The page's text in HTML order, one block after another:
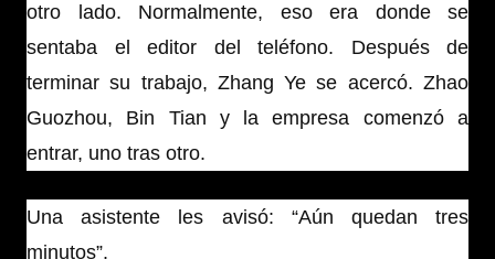
otro lado. Normalmente, eso era donde se
sentaba el editor del teléfono. Después de
terminar su trabajo, Zhang Ye se acercó. Zhao
Guozhou, Bin Tian y la empresa comenzó a
entrar, uno tras otro.
Una asistente les avisó: “Aún quedan tres
minutos”.